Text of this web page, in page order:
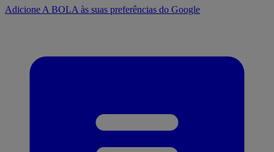
Adicione A BOLA às suas preferências do Google